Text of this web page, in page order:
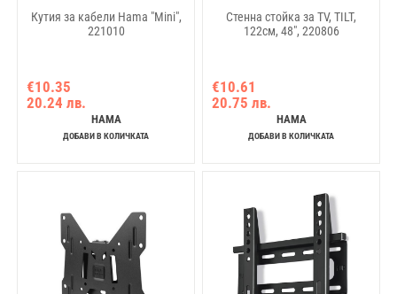
Кутия за кабели Hama "Mini",
221010
€10.35
20.24 лв.
HAMA
ДОБАВИ В КОЛИЧКАТА
Стенна стойка за TV, TILT,
122см, 48", 220806
€10.61
20.75 лв.
HAMA
ДОБАВИ В КОЛИЧКАТА